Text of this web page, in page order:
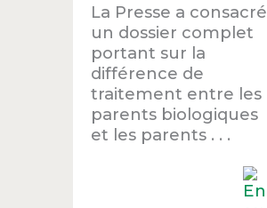
La Presse a consacré
un dossier complet
portant sur la
différence de
traitement entre les
parents biologiques
et les parents . . .